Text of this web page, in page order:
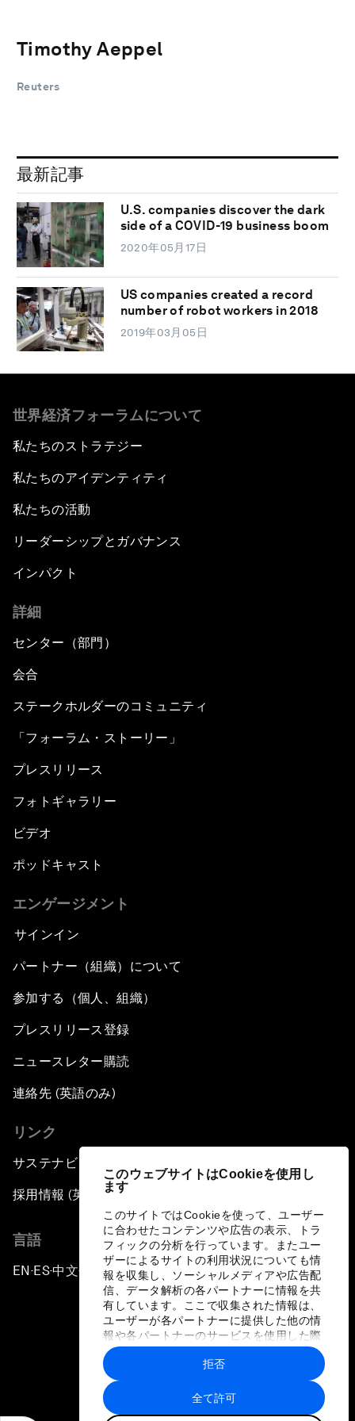
このウェブサイトはCookieを使用し
ます
このサイトではCookieを使って、ユーザー
に合わせたコンテンツや広告の表示、トラ
フィックの分析を行っています。またユー
ザーによるサイトの利用状況についても情
報を収集し、ソーシャルメディアや広告配
信、データ解析の各パートナーに情報を共
有しています。ここで収集された情報は、
ユーザーが各パートナーに提供した他の情
報や各パートナーのサービスを使用した際
に収集された情報と組み合わされ、各パー
トナーによって使用されることがありま
す。
全て許可
拒否
Timothy Aeppel
Reuters
最新記事
U.S. companies discover the dark
side of a COVID-19 business boom
2020年05月17日
US companies created a record
number of robot workers in 2018
2019年03月05日
世界経済フォーラムについて
私たちのストラテジー
私たちのアイデンティティ
私たちの活動
リーダーシップとガバナンス
インパクト
詳細
センター（部門）
会合
ステークホルダーのコミュニティ
「フォーラム・ストーリー」
プレスリリース
フォトギャラリー
ビデオ
ポッドキャスト
エンゲージメント
サインイン
パートナー（組織）について
参加する（個人、組織）
プレスリリース登録
ニュースレター購読
連絡先 (英語のみ)
リンク
サステナビリティへの取り組み
採用情報 (英語のみ)
言語
EN ▪ES▪中文▪ 日本語
プライバシーポリシーと利用規約
サイトマップ